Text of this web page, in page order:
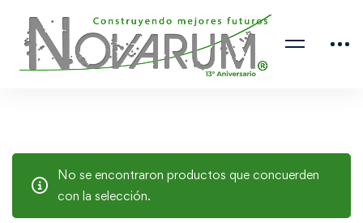
No se encontraron productos que concuerden
con la selección.